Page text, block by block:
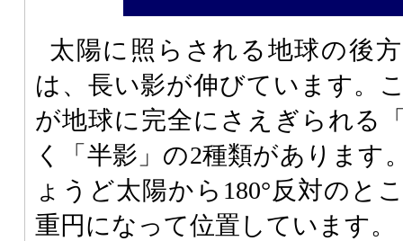
太陽に照らされる地球の後
は、長い影が伸びています。
が地球に完全にさえぎられる
く「半影」の2種類があります
ょうど太陽から180°反対のと
重円になって位置しています。